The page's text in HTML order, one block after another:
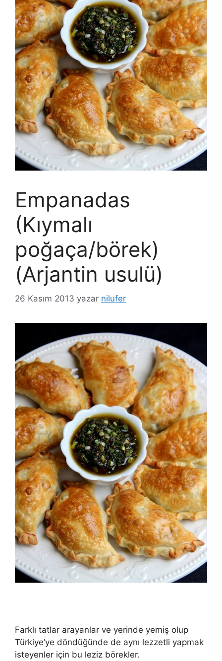
Empanadas
(Kıymalı
poğaça/börek)
(Arjantin usulü)
26 Kasım 2013 yazar nilufer
Farklı tatlar arayanlar ve yerinde yemiş olup
Türkiye’ye döndüğünde de aynı lezzetli yapmak
isteyenler için bu leziz börekler.